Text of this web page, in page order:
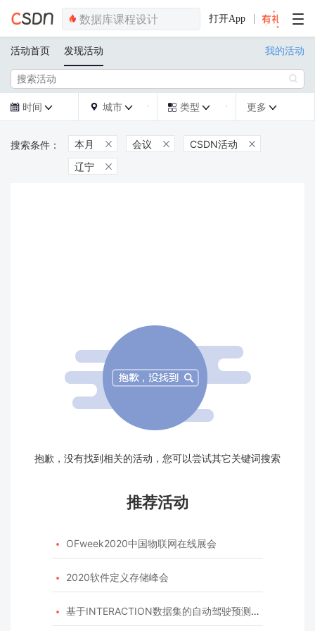
打开App
活动首页 发现活动 我的活动

 时间   城市   类型  更多 
本月  会议  CSDN活动 
辽宁 
抱歉，没有找到相关的活动，您可以尝试其它关键词搜索
推荐活动
 OFweek2020中国物联网在线展会
 2020软件定义存储峰会
 基于INTERACTION数据集的自动驾驶预测模型挑战赛